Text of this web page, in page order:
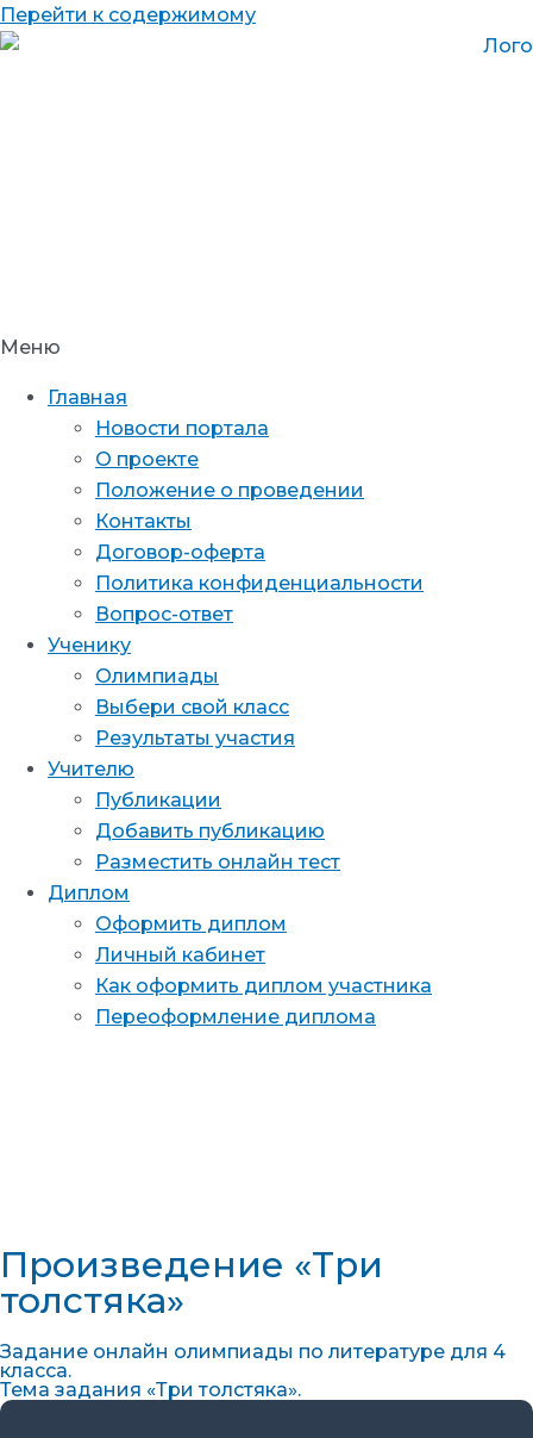
Перейти к содержимому
Меню
Главная
Новости портала
О проекте
Положение о проведении
Контакты
Договор-оферта
Политика конфиденциальности
Вопрос-ответ
Ученику
Олимпиады
Выбери свой класс
Результаты участия
Учителю
Публикации
Добавить публикацию
Разместить онлайн тест
Диплом
Оформить диплом
Личный кабинет
Как оформить диплом участника
Переоформление диплома
Произведение «Три
толстяка»
Задание онлайн олимпиады по литературе для 4
класса.
Тема задания «Три толстяка».